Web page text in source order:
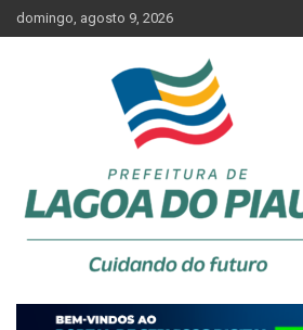
Skip
to
domingo, agosto 9, 2026
PREFEITURA DE